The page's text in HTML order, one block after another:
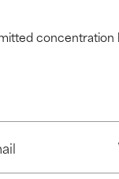
concentration